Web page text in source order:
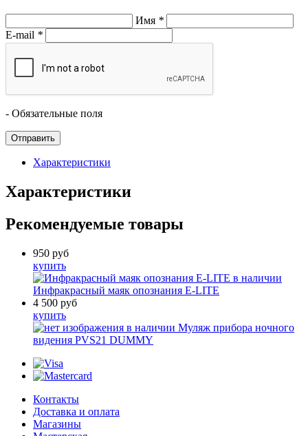
Имя *
E-mail *
- Обязательные поля
Характеристики
Характеристики
Рекомендуемые товары
950 руб
купить
в наличии
Инфракрасный маяк опознания E-LITE
4 500 руб
купить
в наличии Муляж прибора ночного
видения PVS21 DUMMY
Контакты
Доставка и оплата
Магазины